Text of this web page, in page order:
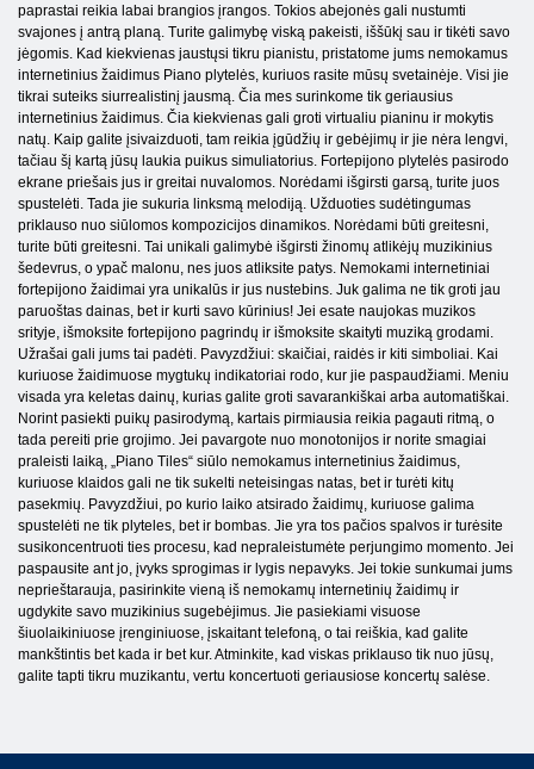
paprastai reikia labai brangios įrangos. Tokios abejonės gali nustumti
svajones į antrą planą. Turite galimybę viską pakeisti, iššūkį sau ir tikėti savo
jėgomis. Kad kiekvienas jaustųsi tikru pianistu, pristatome jums nemokamus
internetinius žaidimus Piano plytelės, kuriuos rasite mūsų svetainėje. Visi jie
tikrai suteiks siurrealistinį jausmą. Čia mes surinkome tik geriausius
internetinius žaidimus. Čia kiekvienas gali groti virtualiu pianinu ir mokytis
natų. Kaip galite įsivaizduoti, tam reikia įgūdžių ir gebėjimų ir jie nėra lengvi,
tačiau šį kartą jūsų laukia puikus simuliatorius. Fortepijono plytelės pasirodo
ekrane priešais jus ir greitai nuvalomos. Norėdami išgirsti garsą, turite juos
spustelėti. Tada jie sukuria linksmą melodiją. Užduoties sudėtingumas
priklauso nuo siūlomos kompozicijos dinamikos. Norėdami būti greitesni,
turite būti greitesni. Tai unikali galimybė išgirsti žinomų atlikėjų muzikinius
šedevrus, o ypač malonu, nes juos atliksite patys. Nemokami internetiniai
fortepijono žaidimai yra unikalūs ir jus nustebins. Juk galima ne tik groti jau
paruoštas dainas, bet ir kurti savo kūrinius! Jei esate naujokas muzikos
srityje, išmoksite fortepijono pagrindų ir išmoksite skaityti muziką grodami.
Užrašai gali jums tai padėti. Pavyzdžiui: skaičiai, raidės ir kiti simboliai. Kai
kuriuose žaidimuose mygtukų indikatoriai rodo, kur jie paspaudžiami. Meniu
visada yra keletas dainų, kurias galite groti savarankiškai arba automatiškai.
Norint pasiekti puikų pasirodymą, kartais pirmiausia reikia pagauti ritmą, o
tada pereiti prie grojimo. Jei pavargote nuo monotonijos ir norite smagiai
praleisti laiką, „Piano Tiles“ siūlo nemokamus internetinius žaidimus,
kuriuose klaidos gali ne tik sukelti neteisingas natas, bet ir turėti kitų
pasekmių. Pavyzdžiui, po kurio laiko atsirado žaidimų, kuriuose galima
spustelėti ne tik plyteles, bet ir bombas. Jie yra tos pačios spalvos ir turėsite
susikoncentruoti ties procesu, kad nepraleistumėte perjungimo momento. Jei
paspausite ant jo, įvyks sprogimas ir lygis nepavyks. Jei tokie sunkumai jums
neprieštarauja, pasirinkite vieną iš nemokamų internetinių žaidimų ir
ugdykite savo muzikinius sugebėjimus. Jie pasiekiami visuose
šiuolaikiniuose įrenginiuose, įskaitant telefoną, o tai reiškia, kad galite
mankštintis bet kada ir bet kur. Atminkite, kad viskas priklauso tik nuo jūsų,
galite tapti tikru muzikantu, vertu koncertuoti geriausiose koncertų salėse.